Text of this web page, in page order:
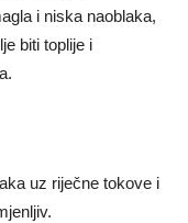
i niska naoblaka,
biti toplije i
uz riječne tokove i